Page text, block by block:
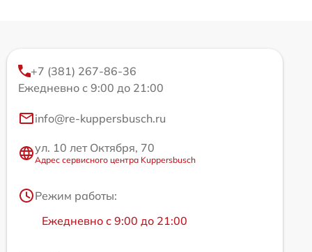
+7 (381) 267-86-36
Ежедневно с 9:00 до 21:00
info@re-kuppersbusch.ru
ул. 10 лет Октября, 70
Адрес сервисного центра Kuppersbusch
Режим работы:
Ежедневно с 9:00 до 21:00